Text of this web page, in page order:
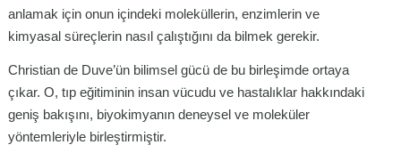
anlamak için onun içindeki moleküllerin, enzimlerin ve
kimyasal süreçlerin nasıl çalıştığını da bilmek gerekir.
Christian de Duve’ün bilimsel gücü de bu birleşimde ortaya
çıkar. O, tıp eğitiminin insan vücudu ve hastalıklar hakkındaki
geniş bakışını, biyokimyanın deneysel ve moleküler
yöntemleriyle birleştirmiştir.